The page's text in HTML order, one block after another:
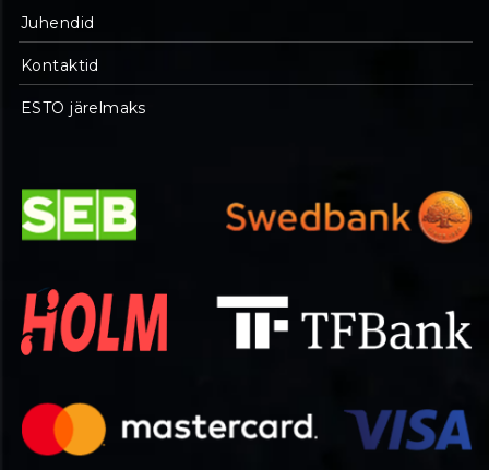
Juhendid
Kontaktid
ESTO järelmaks